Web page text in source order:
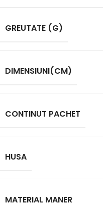
GREUTATE (G)
DIMENSIUNI(CM)
CONTINUT PACHET
HUSA
MATERIAL MANER